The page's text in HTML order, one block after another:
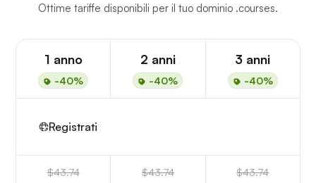
Ottime tariffe disponibili per il tuo dominio .courses.
1 anno
-40%
2 anni
-40%
3 anni
-40%
Registrati
$43.74 $43.74 $43.74